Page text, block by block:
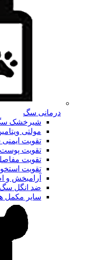
درمانی سگ
شیرخشک
مولتی
تقویت
تقویت
تقویت
تقویت
آرامبخش و
ضد انگل سگ
سایر مکمل